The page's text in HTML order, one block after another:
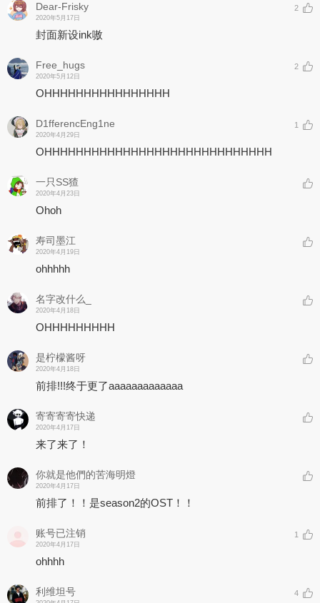
Dear-Frisky
2020年5月17日
2
封面新设ink嗷
Free_hugs
2020年5月12日
2
OHHHHHHHHHHHHHHHH
D1fferencEng1ne
2020年4月29日
1
OHHHHHHHHHHHHHHHHHHHHHHHHHHHHH
一只SS猹
2020年4月23日
Ohoh
寿司墨江
2020年4月19日
ohhhhh
名字改什么_
2020年4月18日
OHHHHHHHHH
是柠檬酱呀
2020年4月18日
前排!!!终于更了aaaaaaaaaaaaa
寄寄寄寄快递
2020年4月17日
来了来了！
你就是他們的苦海明燈
2020年4月17日
前排了！！是season2的OST！！
账号已注销
2020年4月17日
1
ohhhh
利维坦号 4